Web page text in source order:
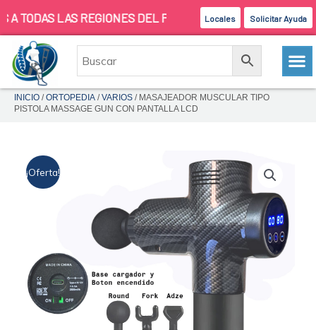
al
contenido
LAS REGIONES DEL PAIS Locales Solicitar Ayuda
INICIO /ORTOPEDIA /VARIOS / MASAJEADOR MUSCULAR TIPO
PISTOLA MASSAGE GUN CON PANTALLA LCD
¡Oferta!